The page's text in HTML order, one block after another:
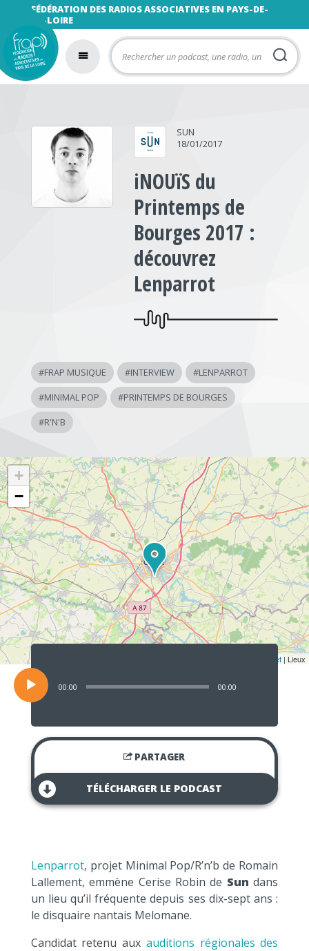
FÉDÉRATION DES RADIOS ASSOCIATIVES EN PAYS-DE-
LA-LOIRE
SUN
18/01/2017
iNOUïS du
Printemps de
Bourges 2017 :
découvrez
Lenparrot
#FRAP MUSIQUE #INTERVIEW #LENPARROT
#MINIMAL POP #PRINTEMPS DE BOURGES
#R'N'B
+
−
Leaflet | Lieux
Lecteur
00:00 00:00
PARTAGER
TÉLÉCHARGER LE PODCAST
Lenparrot, projet Minimal Pop/R’n’b de Romain
Lallement, emmène Cerise Robin de Sun dans
un lieu qu’il fréquente depuis ses dix-sept ans :
le disquaire nantais Melomane.
Candidat retenu aux auditions régionales des